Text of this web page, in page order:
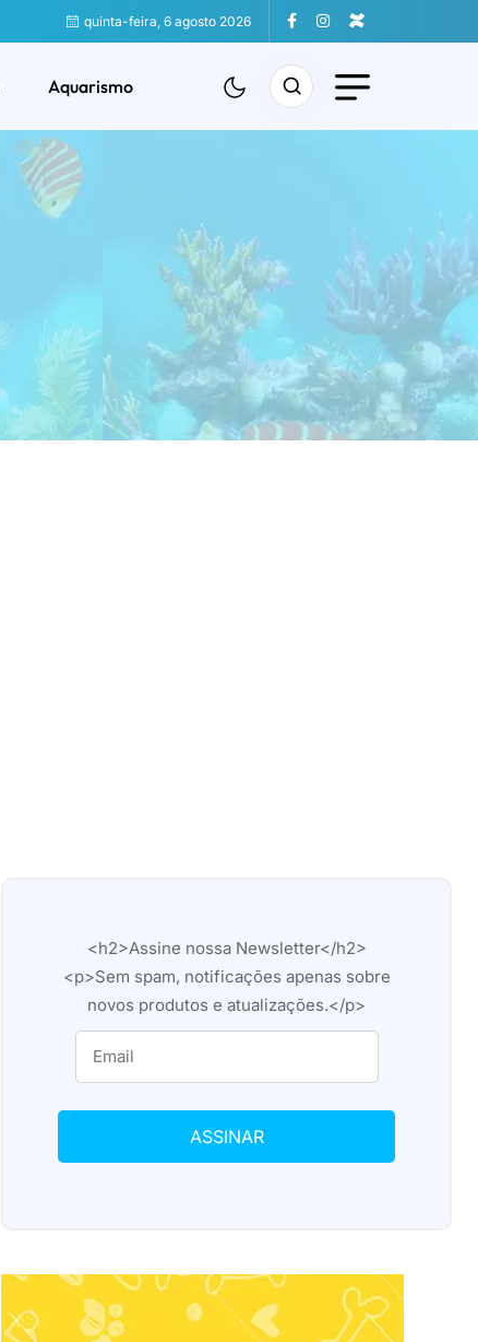
quinta-feira, 6 agosto 2026
Aquarismo
<h2>Assine nossa Newsletter</h2>
<p>Sem spam, notificações apenas sobre
novos produtos e atualizações.</p>
ASSINAR